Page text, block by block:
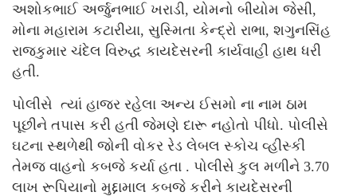
અશોકભાઈ અર્જુનભાઈ ખરાડી, યોમનો બીયોમ જેસી,
મોના મહારામ કટારીયા, સુસ્મિતા કેન્દ્રો રાભા, શગુનસિંહ
રાજકુમાર ચંદેલ વિરુદ્ધ કાયદેસરની કાર્યવાહી હાથ ધરી
હતી.
પોલીસે ત્યાં હાજર રહેલા અન્ય ઈસમો ના નામ ઠામ
પૂછીને તપાસ કરી હતી જેમણે દારૂ નહોતો પીધો. પોલીસે
ઘટના સ્થળેથી જોની વોકર રેડ લેબલ સ્કોચ વ્હીસ્કી
તેમજ વાહનો કબજે કર્યા હતા . પોલીસે કુલ મળીને 3.70
લાખ રૂપિયાનો મુદ્દામાલ કબજે કરીને કાયદેસરની